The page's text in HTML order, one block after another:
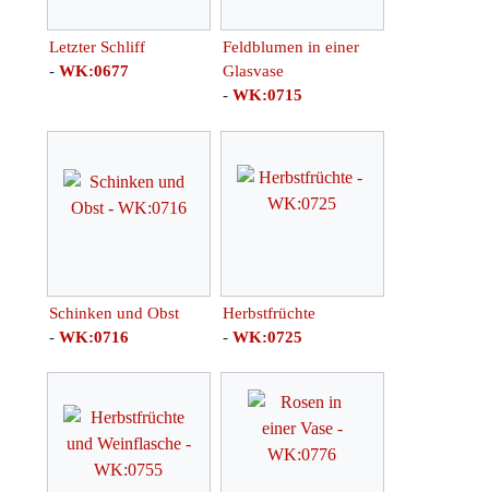
Letzter Schliff
- WK:0677
Feldblumen in einer
Glasvase
- WK:0715
Schinken und Obst
- WK:0716
Herbstfrüchte
- WK:0725